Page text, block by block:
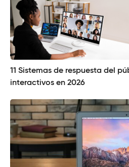
11 Sistemas de respuesta del
interactivos en 2026